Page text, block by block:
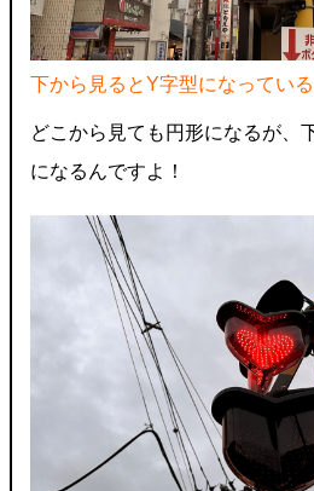
下から見るとY字型になっている
どこから見ても円形になるが、
になるんですよ！